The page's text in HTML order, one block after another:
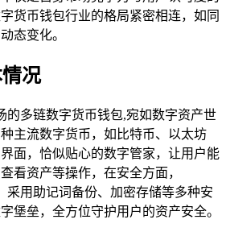
货币钱包行业的格局紧密相连，如同
态变化。
况
的多链数字货币钱包,宛如数字资产世
主流数字货币，如比特币、以太坊
面，恰似贴心的数字管家，让用户能
看资产等操作，在安全方面，
采用助记词备份、加密存储等多种安
堡垒，全方位守护用户的资产安全。